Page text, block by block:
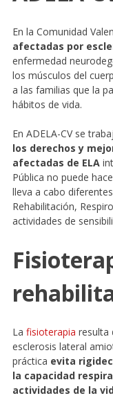
En la Comunidad
afectadas por
enfermedad
los músculos del
a las familias que la
hábitos de vida.
En ADELA-CV se
los derechos y
afectadas de ELA
Pública no puede
lleva a cabo
Rehabilitación,
actividades de
La fisioterapia resulta
esclerosis lateral
práctica evita
la capacidad
actividades de la